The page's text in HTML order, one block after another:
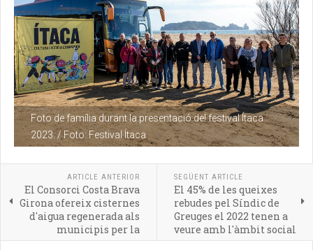
Foto de família durant la presentació del festival Ítaca
2023. / Foto: Festival Ítaca
ARTICLE ANTERIOR
El Consorci Costa Brava
Girona ofereix cisternes
d'aigua regenerada als
municipis per la
sequera
SEGÜENT ARTICLE
El 45% de les queixes
rebudes pel Síndic de
Greuges el 2022 tenen a
veure amb l'àmbit social